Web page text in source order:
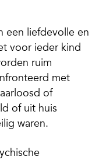
een liefdevolle en
voor ieder kind
ruim
met
of
of uit huis
waren.